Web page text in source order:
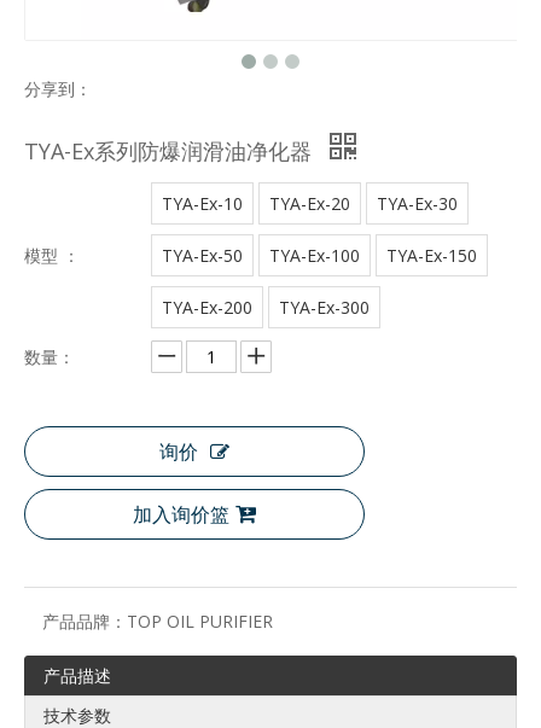
分享到：
TYA-Ex系列防爆润滑油净化器
模型 ：
TYA-Ex-10 TYA-Ex-20 TYA-Ex-30
TYA-Ex-50 TYA-Ex-100 TYA-Ex-150
TYA-Ex-200 TYA-Ex-300
数量：
询价
加入询价篮
产品品牌： TOP OIL PURIFIER
产品描述
技术参数